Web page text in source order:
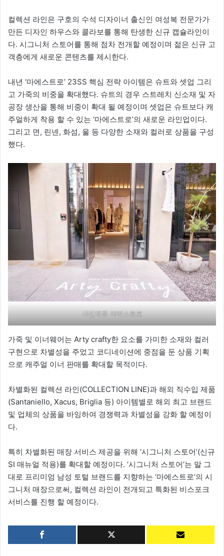
컬렉션 라인은 구호의 수석 디자이너 출신인 여성복 전문가가
만든 디자인 하우스와 콜라보를 통해 탄생한 신규 캡슐라인이
다. 시그니처 스토어를 통해 점차 전개할 예정이며 젊은 신규 고
객층에게 새로운 콘텐츠를 제시한다.
내년 ‘마에스트로’ 23SS 핵심 전략 아이템은 슈트와 셋업 그리
고 가죽의 비중을 확대했다. 슈트의 경우 스트레치 신소재 및 자
공장 생산을 통해 비중이 확대 될 예정이며 셋업은 슈트보다 캐
주얼하게 착용 할 수 있는 ‘마에스트로’의 새로운 라인업이다.
그리고 면, 린넨, 화섬, 울 등 다양한 소재와 컬러로 상품을 구성
했다.
사진제공 마에스트로
가죽 및 이너웨어는 Arty crafty한 요소를 가미한 소재와 컬러
구현으로 차별성을 주었고 코디네이션에 중점을 둔 상품 기획
으로 캐주얼 이너 판매를 확대할 목적이다.
차별화된 컬렉션 라인(COLLECTION LINE)과 해외 직수입 제품
(Santaniello, Xacus, Briglia 등) 아이템별로 해외 최고 브랜드
및 업체의 상품을 바잉하여 경쟁력과 차별성을 강화 할 예정이
다.
특히 차별화된 매장 서비스 제공을 위해 ‘시그니처 스토어’(신규
SI 매뉴얼 적용)를 확대할 예정이다. ‘시그니처 스토어’는 말 그
대로 프리미엄 남성 토털 브랜드를 지향하는 ‘마에스트로’의 시
그니처 매장으로써, 컬렉션 라인이 전개되고 특화된 비스포크
서비스를 진행 할 예정이다.